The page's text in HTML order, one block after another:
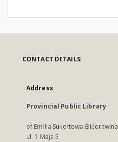
CONTACT DETAILS
Address
Provincial Public Library
of Emilia Sukertowa-Biedrawina
ul. 1 Maja 5